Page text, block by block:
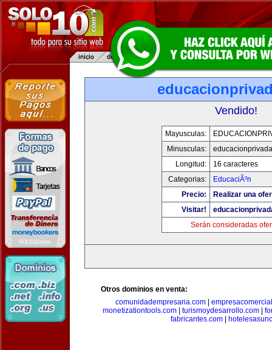
Vendido!
Mayusculas:
Minusculas:
Longitud:
16 caracteres
Categorias:
EducaciÃ³n
Precio:
Realizar una
Visitar!
Serán consideradas
Otros dominios en venta:
comunidadempresaria.com
monetizationtools.com| turismoydesarrollo.com|
fabricantes.com|